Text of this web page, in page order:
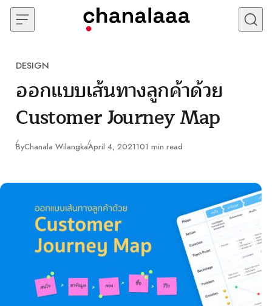
Skip to content
Category
DESIGN
ออกแบบเส้นทางลูกค้าด้วย
Customer Journey Map
ByChanala WilangkaPublished
April 4, 2021101 min read